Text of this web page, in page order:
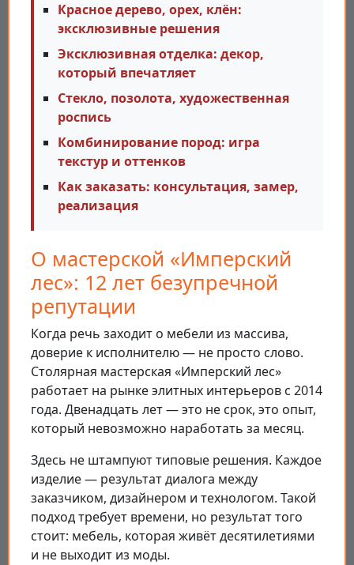
Красное дерево, орех, клён:
эксклюзивные решения
Эксклюзивная отделка: декор,
который впечатляет
Стекло, позолота, художественная
роспись
Комбинирование пород: игра
текстур и оттенков
Как заказать: консультация, замер,
реализация
О мастерской «Имперский
лес»: 12 лет безупречной
репутации
Когда речь заходит о мебели из массива,
доверие к исполнителю — не просто слово.
Столярная мастерская «Имперский лес»
работает на рынке элитных интерьеров с 2014
года. Двенадцать лет — это не срок, это опыт,
который невозможно наработать за месяц.
Здесь не штампуют типовые решения. Каждое
изделие — результат диалога между
заказчиком, дизайнером и технологом. Такой
подход требует времени, но результат того
стоит: мебель, которая живёт десятилетиями
и не выходит из моды.